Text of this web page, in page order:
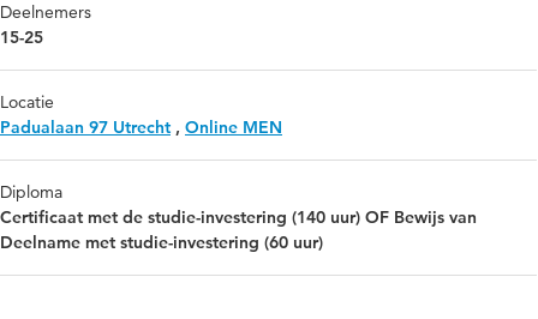
Deelnemers
15-25
Locatie
Padualaan 97 Utrecht , Online MEN
Diploma
Certificaat met de studie-investering (140 uur) OF Bewijs van
Deelname met studie-investering (60 uur)